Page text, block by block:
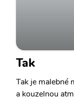
Tak
Tak je malebné
a kouzelnou